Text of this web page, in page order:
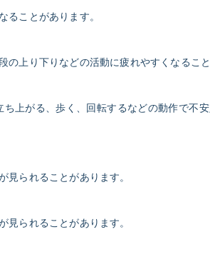
ことがあります。
上り下りなどの活動に疲れやすくなること
上がる、歩く、回転するなどの動作で不
られることがあります。
られることがあります。